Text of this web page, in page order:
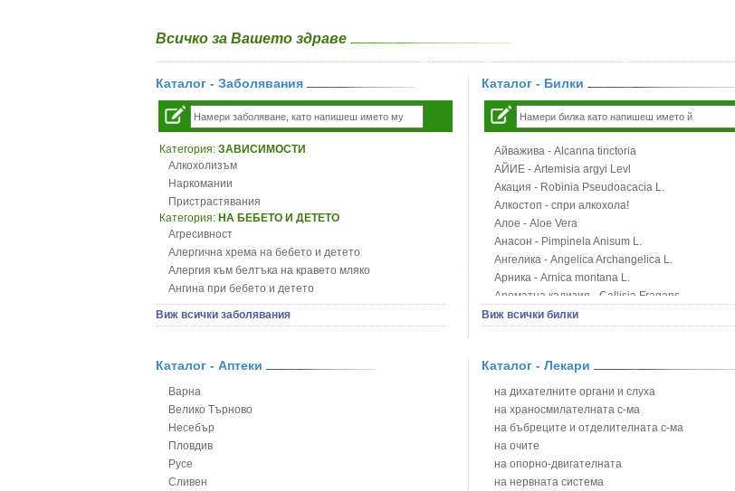
Всичко за Вашето здраве
Каталог - Заболявания
Категория: ЗАВИСИМОСТИ
Алкохолизъм
Наркомании
Пристрастявания
Категория: НА БЕБЕТО И ДЕТЕТО
Агресивност
Алергична хрема на бебето и детето
Алергия към белтъка на кравето мляко
Ангина при бебето и детето
Анемия при бебето и детето
Апетит - пълни деца
Безапетитие при бебето и детето
Бронхит и пневмония при деца
Варицела
Висока температура на бебето и детето
Възпаление на ушите на бебето и детето
Глисти
Грижа за пъпа на новороденото
Виж всички заболявания
Каталог - Билки
Айважива - Alcanna tinctoria
АЙИЕ - Artemisia argyi Levl
Акация - Robinia Pseudoacacia L.
Алкостоп - спри алкохола!
Алое - Aloe Vera
Анасон - Pimpinela Anisum L.
Ангелика - Angelica Archangelica L.
Арника - Arnica montana L.
Ароматна кализия - Callisia Fragans
Арония - Sorbus melanocorpa
Блатен аир - Acorus calamus L.
Блатен тъжник - Spirea ulmaria L.
Блян
Бобови шушулки - Phaseolus Vulgaris L.
Божур - Paeonia Decora
Борови връхчета - Pinus sylvestris
Босилек - Ocimum Basillicum
Виж всички билки
Каталог - Аптеки
Варна
Велико Търново
Несебър
Пловдив
Русе
Сливен
Каталог - Лекари
на дихателните органи и слуха
на храносмилателната с-ма
на бъбреците и отделителната с-ма
на очите
на опорно-двигателната
на нервната система